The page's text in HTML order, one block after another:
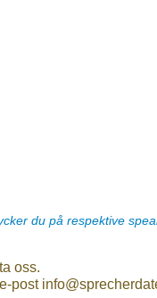
du på respektive
oss.
post